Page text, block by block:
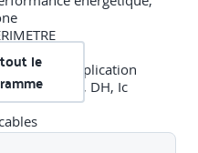
mise en application
(Bbio, Cep, DH, Ic
DE CALCUL
le